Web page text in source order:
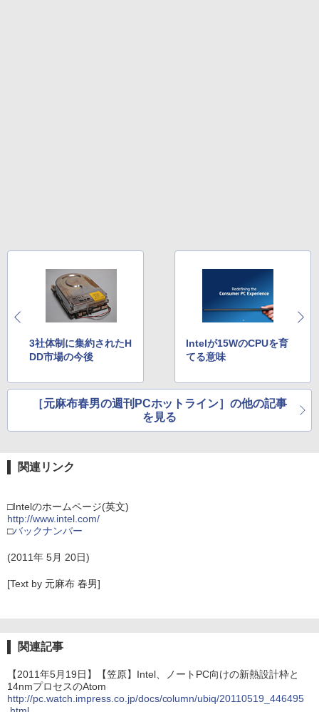
3社体制に集約されたH
DD市場の今後
Intelが15WのCPUを育
てる意味
［元麻布春男の週刊PCホットライン］の他の記事
を見る
関連リンク
□Intelのホームページ(英文)
http://www.intel.com/
□バックナンバー
(2011年 5月 20日)
[Text by 元麻布 春男]
関連記事
【2011年5月19日】【笠原】Intel、ノートPC向けの新熱設計枠と
14nmプロセスのAtom
http://pc.watch.impress.co.jp/docs/column/ubiq/20110519_446495